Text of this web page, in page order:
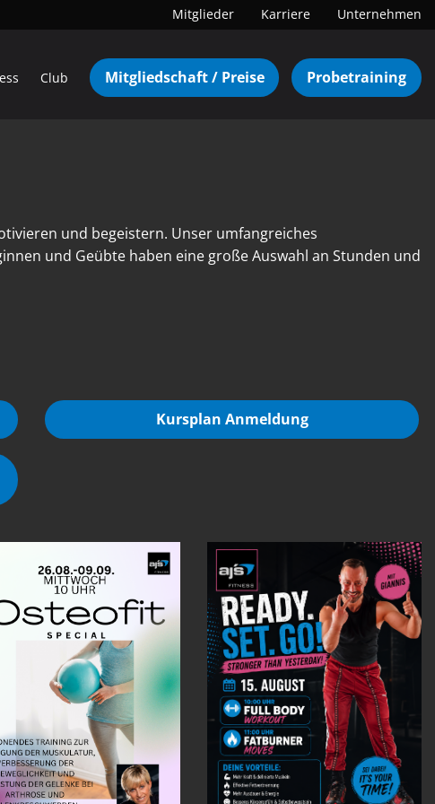
Mitglieder Karriere Unternehmen
Club Mitgliedschaft / Preise Probetraining
und begeistern. Unser umfangreiches
und Geübte haben eine große Auswahl an Stunden und
Kursplan Anmeldung